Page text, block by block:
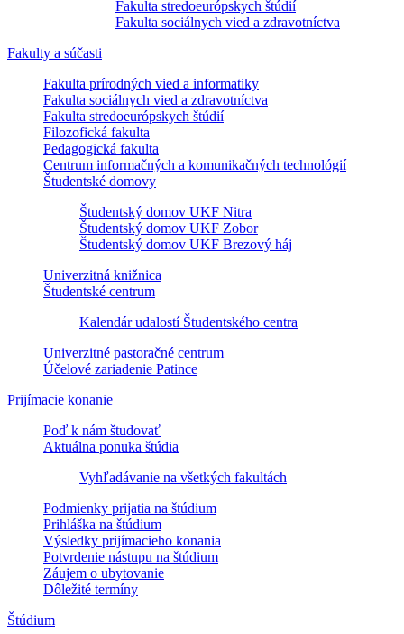
Fakulta stredoeurópskych štúdií
Fakulta sociálnych vied a zdravotníctva
Fakulty a súčasti
Fakulta prírodných vied a informatiky
Fakulta sociálnych vied a zdravotníctva
Fakulta stredoeurópskych štúdií
Filozofická fakulta
Pedagogická fakulta
Centrum informačných a komunikačných technológií
Študentské domovy
Študentský domov UKF Nitra
Študentský domov UKF Zobor
Študentský domov UKF Brezový háj
Univerzitná knižnica
Študentské centrum
Kalendár udalostí Študentského centra
Univerzitné pastoračné centrum
Účelové zariadenie Patince
Prijímacie konanie
Poď k nám študovať
Aktuálna ponuka štúdia
Vyhľadávanie na všetkých fakultách
Podmienky prijatia na štúdium
Prihláška na štúdium
Výsledky prijímacieho konania
Potvrdenie nástupu na štúdium
Záujem o ubytovanie
Dôležité termíny
Štúdium